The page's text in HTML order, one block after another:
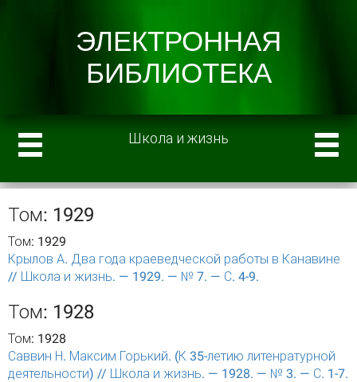
Школа и жизнь
Том: 1929
Том: 1929
Крылов А. Два года краеведческой работы в Канавине
// Школа и жизнь. — 1929. — № 7. — С. 4-9.
Том: 1928
Том: 1928
Саввин Н. Максим Горький. (К 35-летию литенратурной
деятельности) // Школа и жизнь. — 1928. — № 3. — С. 1-7.